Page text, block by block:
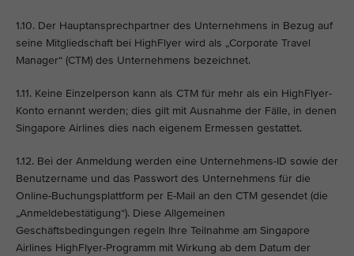
1.10. Der Hauptansprechpartner des Unternehmens in Bezug auf
seine Mitgliedschaft bei HighFlyer wird als „Corporate Travel
Manager“ (CTM) des Unternehmens bezeichnet.
1.11. Keine Einzelperson kann als CTM für mehr als ein HighFlyer-
Konto ernannt werden; dies gilt mit Ausnahme der Fälle, in denen
Singapore Airlines dies nach eigenem Ermessen gestattet.
1.12. Bei der Anmeldung werden eine Unternehmens-ID sowie der
Benutzername und das Passwort des Unternehmens für die
Online-Buchungsplattform per E-Mail an den CTM gesendet (die
„Anmeldebestätigung“). Diese Allgemeinen
Geschäftsbedingungen regeln Ihre Teilnahme am Singapore
Airlines HighFlyer-Programm mit Wirkung ab dem Datum der